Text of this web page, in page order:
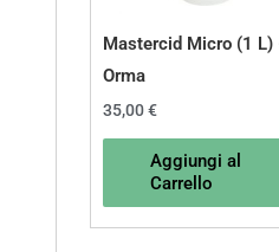
Mastercid Micro (1 L)
Orma
35,00€
Aggiungi al
Carrello